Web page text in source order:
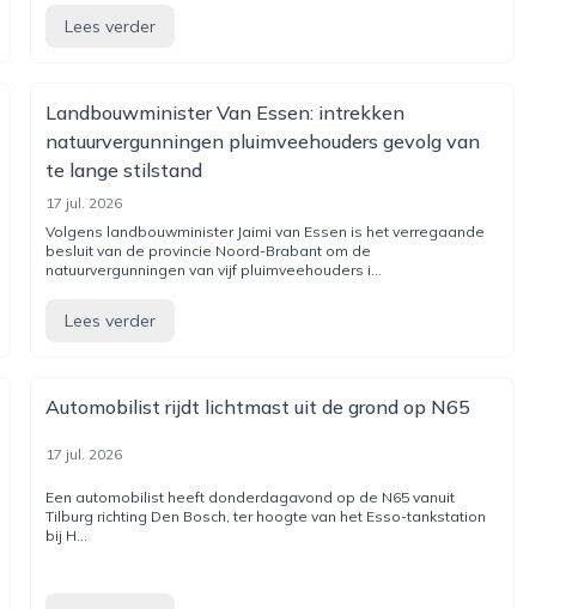
Lees verder
Landbouwminister Van Essen: intrekken
natuurvergunningen pluimveehouders gevolg van
te lange stilstand
17 jul. 2026
Volgens landbouwminister Jaimi van Essen is het verregaande
besluit van de provincie Noord-Brabant om de
natuurvergunningen van vijf pluimveehouders i...
Lees verder
Automobilist rijdt lichtmast uit de grond op N65
17 jul. 2026
Een automobilist heeft donderdagavond op de N65 vanuit
Tilburg richting Den Bosch, ter hoogte van het Esso-tankstation
bij H...